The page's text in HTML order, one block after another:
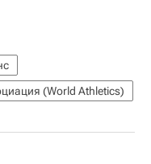
(World Athletics)